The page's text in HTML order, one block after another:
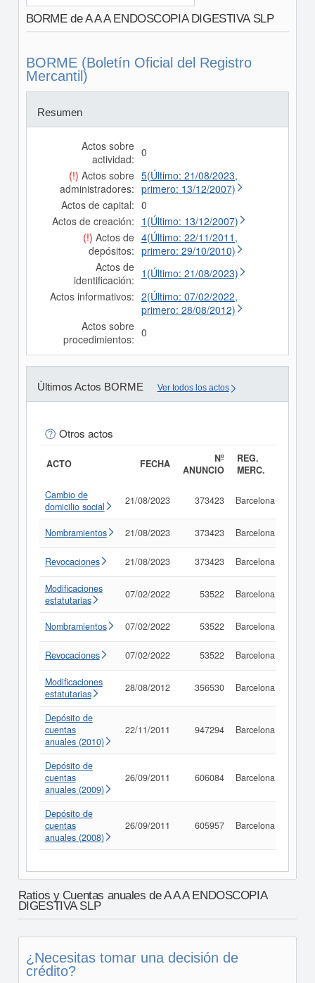
BORME de A A A ENDOSCOPIA DIGESTIVA SLP
BORME (Boletín Oficial del Registro
Mercantil)
Resumen
Actos sobre
actividad: 0
(!) Actos sobre
administradores:
5(Último: 21/08/2023,
primero: 13/12/2007)
Actos de capital: 0
Actos de creación: 1(Último: 13/12/2007)
(!) Actos de
depósitos:
4(Último: 22/11/2011,
primero: 29/10/2010)
Actos de
identificación: 1(Último: 21/08/2023)
Actos informativos: 2(Último: 07/02/2022,
primero: 28/08/2012)
Actos sobre
procedimientos: 0
Últimos Actos BORME Ver todos los actos
Otros actos
ACTO FECHA
Nº
ANUNCIO
REG.
MERC.
Cambio de
domicilio social
21/08/2023 373423 Barcelona
Nombramientos 21/08/2023 373423 Barcelona
Revocaciones 21/08/2023 373423 Barcelona
Modificaciones
estatutarias
07/02/2022 53522 Barcelona
Nombramientos 07/02/2022 53522 Barcelona
Revocaciones 07/02/2022 53522 Barcelona
Modificaciones
estatutarias
28/08/2012 356530 Barcelona
Depósito de
cuentas
anuales (2010)
22/11/2011 947294 Barcelona
Depósito de
cuentas
anuales (2009)
26/09/2011 606084 Barcelona
Depósito de
cuentas
anuales (2008)
26/09/2011 605957 Barcelona
Ratios y Cuentas anuales de A A A ENDOSCOPIA
DIGESTIVA SLP
¿Necesitas tomar una decisión de
crédito?